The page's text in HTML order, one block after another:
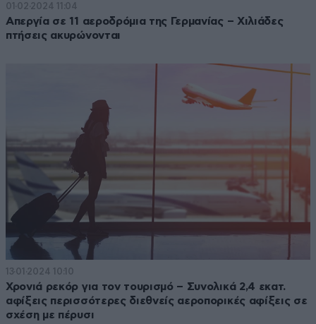
01·02·2024 11:04
Απεργία σε 11 αεροδρόμια της Γερμανίας – Χιλιάδες
πτήσεις ακυρώνονται
13·01·2024 10:10
Χρονιά ρεκόρ για τον τουρισμό – Συνολικά 2,4 εκατ.
αφίξεις περισσότερες διεθνείς αεροπορικές αφίξεις σε
σχέση με πέρυσι